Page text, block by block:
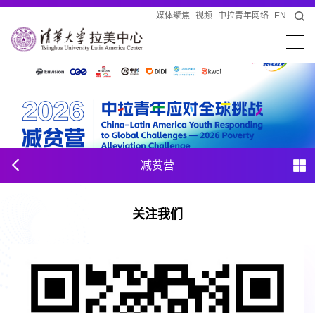
媒体聚焦 视频 中拉青年网络 EN
减贫营
关注我们